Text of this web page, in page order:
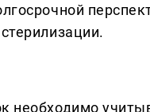
необходимо